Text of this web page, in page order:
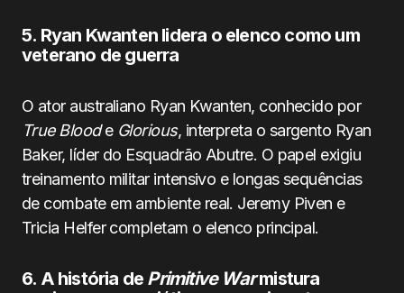
5. Ryan Kwanten lidera o elenco como um
veterano de guerra
O ator australiano Ryan Kwanten, conhecido por
True Bloode Glorious, interpreta o sargento Ryan
Baker, líder do Esquadrão Abutre. O papel exigiu
treinamento militar intensivo e longas sequências
de combate em ambiente real. Jeremy Piven e
Tricia Helfer completam o elenco principal.
6. A história de Primitive Warmistura